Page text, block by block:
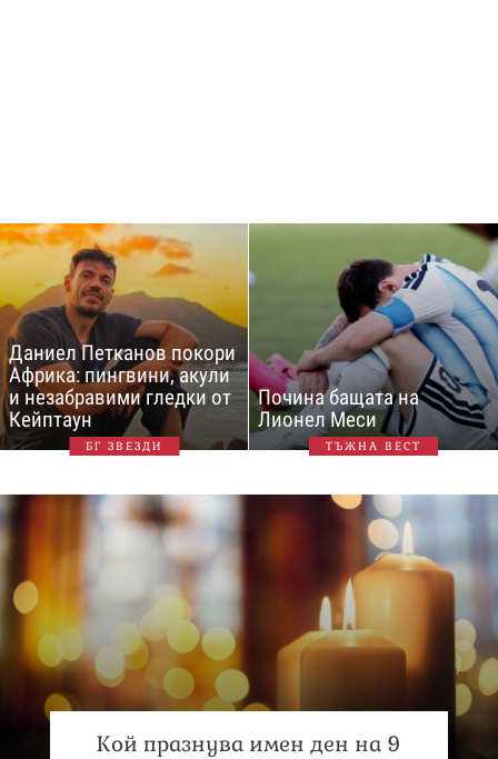
Даниел Петканов покори
Африка: пингвини, акули
и незабравими гледки от
Кейптаун
БГ ЗВЕЗДИ
Почина бащата на
Лионел Меси
ТЪЖНА ВЕСТ
Кой празнува имен ден на 9